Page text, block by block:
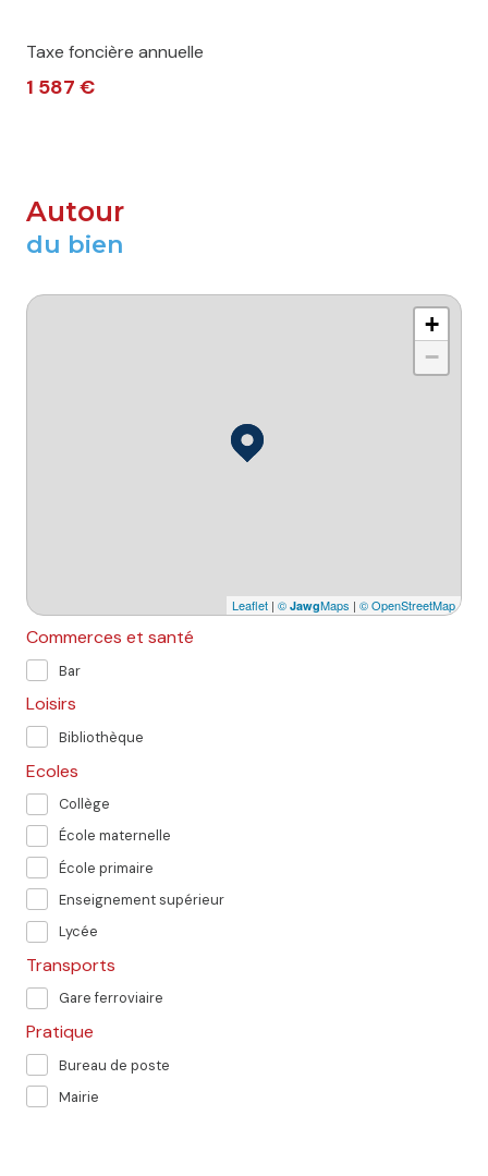
Taxe foncière annuelle
1 587 €
Autour
du bien
+
−
Leaflet | © JawgMaps | © OpenStreetMap
Commerces et santé
Bar
Loisirs
Bibliothèque
Ecoles
Collège
École maternelle
École primaire
Enseignement supérieur
Lycée
Transports
Gare ferroviaire
Pratique
Bureau de poste
Mairie